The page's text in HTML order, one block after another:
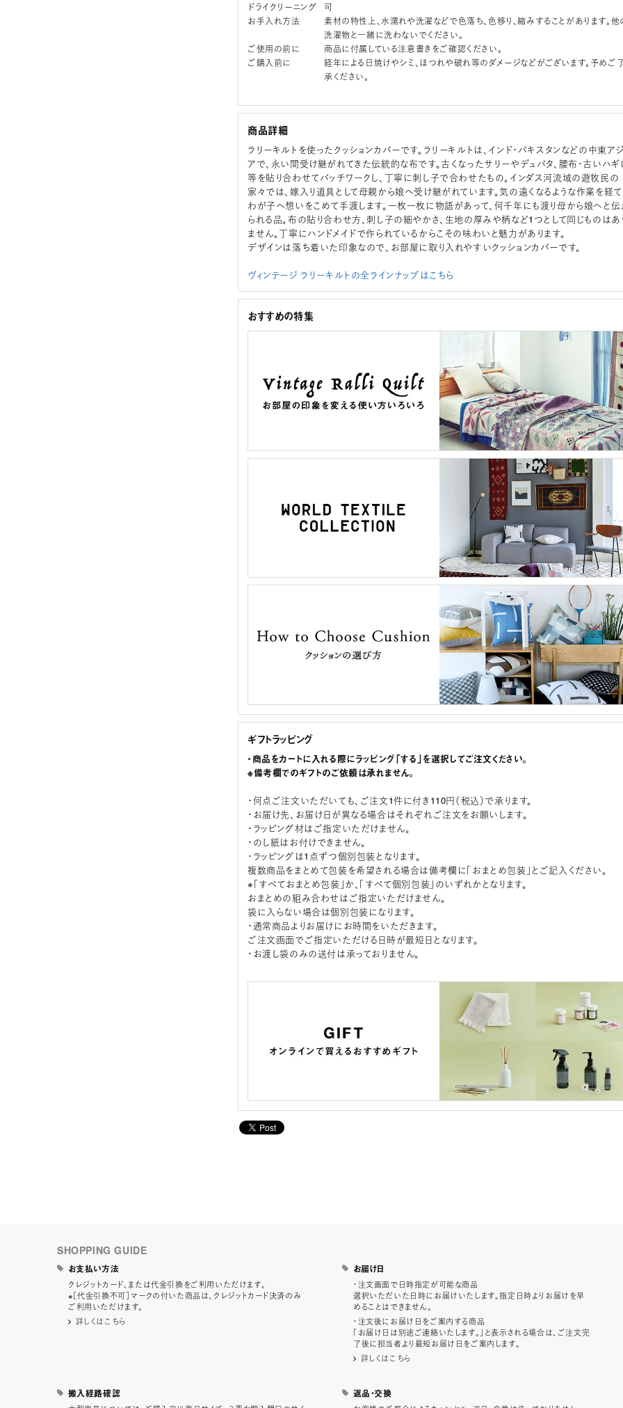
ドライクリーニング
可
お手入れ方法
素材の特性上、水濡れや洗濯などで色落ち、色移り、縮みすることがあります。他
洗濯物と一緒に洗わないでください。
ご使用の前に
商品に付属している注意書きをご確認ください。
ご購入前に
経年による日焼けやシミ、ほつれや破れ等のダメージなどがございます。予めご
承ください。
商品詳細
ラリーキルトを使ったクッションカバーです。ラリーキルトは、インド・パキスタンなどの中東アジ
アで、永い間受け継がれてきた伝統的な布です。古くなったサリーやデュパタ、腰布・古いハギ
等を貼り合わせてパッチワークし、丁寧に刺し子で合わせたもの。インダス河流域の遊牧民の
家々では、嫁入り道具として母親から娘へ受け継がれています。気の遠くなるような作業を経て
わが子へ想いをこめて手渡します。一枚一枚に物語があって、何千年にも渡り母から娘へと伝
られる品。布の貼り合わせ方、刺し子の細やかさ、生地の厚みや柄など1つとして同じものはあ
ません。丁寧にハンドメイドで作られているからこその味わいと魅力があります。
デザインは落ち着いた印象なので、お部屋に取り入れやすいクッションカバーです。
ヴィンテージ ラリーキルトの全ラインナップはこちら
おすすめの特集
ギフトラッピング
・商品をカートに入れる際にラッピング「する」を選択してご注文ください。
※備考欄でのギフトのご依頼は承れません。
・何点ご注文いただいても、ご注文1件に付き110円（税込）で承ります。
・お届け先、お届け日が異なる場合はそれぞれご注文をお願いします。
・ラッピング材はご指定いただけません。
・のし紙はお付けできません。
・ラッピングは1点ずつ個別包装となります。
複数商品をまとめて包装を希望される場合は備考欄に「おまとめ包装」とご記入ください。
※「すべておまとめ包装」か、「すべて個別包装」のいずれかとなります。
おまとめの組み合わせはご指定いただけません。
袋に入らない場合は個別包装になります。
・通常商品よりお届けにお時間をいただきます。
ご注文画面でご指定いただける日時が最短日となります。
・お渡し袋のみの送付は承っておりません。
SHOPPING GUIDE
お支払い方法
クレジットカード、または代金引換をご利用いただけます。
※［代金引換不可］マークの付いた商品は、クレジットカード決済のみ
ご利用いただけます。
詳しくはこちら
お届け日
・注文画面で日時指定が可能な商品
選択いただいた日時にお届けいたします。指定日時よりお届けを早
めることはできません。
・注文後にお届け日をご案内する商品
「お届け日は別途ご連絡いたします。」と表示される場合は、ご注文完
了後に担当者より最短お届け日をご案内します。
詳しくはこちら
搬入経路確認 返品・交換